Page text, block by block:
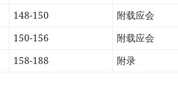
148-150
附载应会
150-156
附载应会
158-188 附录